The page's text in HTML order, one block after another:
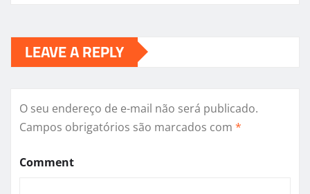
LEAVE A REPLY
O seu endereço de e-mail não será publicado.
Campos obrigatórios são marcados com *
Comment